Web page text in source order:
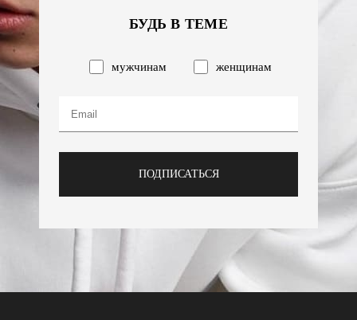
БУДЬ В ТЕМЕ
мужчинам женщинам
ПОДПИСАТЬСЯ